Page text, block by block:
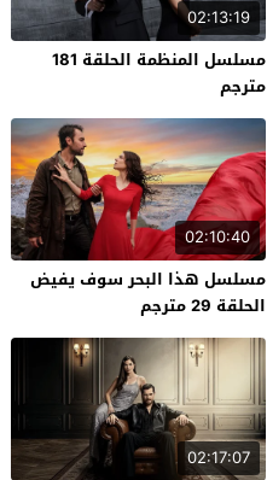
02:13:19
مسلسل المنظمة الحلقة 181
مترجم
02:10:40
مسلسل هذا البحر سوف يفيض
الحلقة 29 مترجم
02:17:07